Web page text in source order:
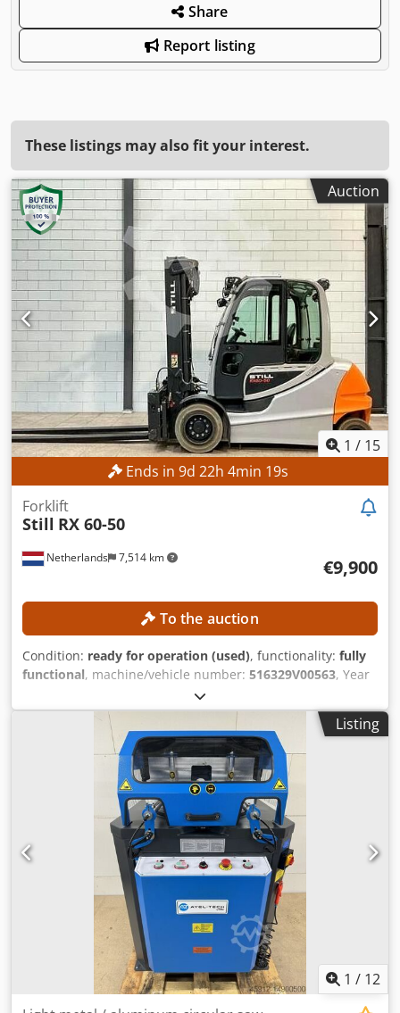
Share
Report listing
These listings may also fit your interest.
Auction
1 / 15
Ends in 9d 22h 4min 17s
Netherlands 7,514 km
Forklift
Still RX 60-50
€9,900
To the auction
Condition: ready for operation (used), functionality: fully
functional, machine/vehicle number: 516329V00563, Year
, operating hours:
capacity:5,000 kg, lifting height:3,700 mm, fuel type:
, mast type:duplex, fork length:2,390 mm,
TECHNICAL DETAILS Load capacity: 5,000 kg Lifting height:
3,700 mm Mast height: 2,580 mm Fork length: 2,390 mm
Dodezrmmljpfx Algjkr Minimum fork width: 410 mm
Maximum fork width: 1,300 mm MACHINE DETAILS
Number of wheels: 4 Mast type: Duplex Drive: Electric
Operating hours: 10,333 h Dimensions & Weight
Dimensions (L x W x H): 2,896 x 1,399 x 2,570 mm Unladen
weight: 7,025 kg Battery type: 6 PZS 930 Battery year of
manufacture: 2019 Battery capacity: 930 Ah Battery
voltage: 80 V Operating hours: 10,333 h EQUIPMENT Side
shift Fork adjustment Non-marking tires Full cabin Work
lights Heater Operator's manual CE marking
Listing
1 / 12